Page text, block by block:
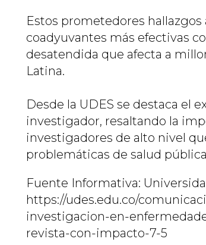
Estos prometedores
coadyuvantes más efectivas
desatendida que afecta a
Latina.
Desde la UDES se destaca el
investigador, resaltando la
investigadores de alto nivel
problemáticas de salud
Fuente Informativa:
https://udes.edu.co/
investigacion-en-
revista-con-impacto-7-5